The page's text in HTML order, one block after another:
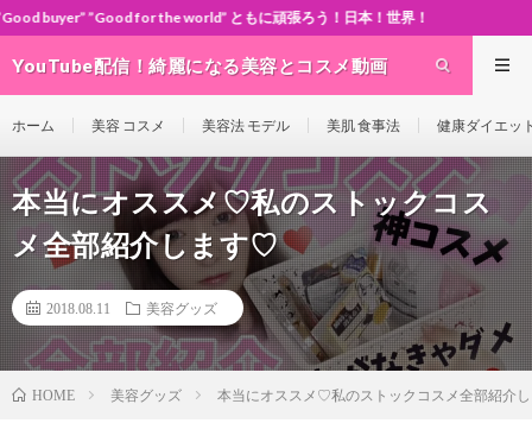
the world” ともに頑張ろう！日本！世界！
YouTube配信！綺麗になる美容とコスメ動画
ホーム 美容 コスメ 美容法 モデル 美肌 食事法 健康ダイエッ
本当にオススメ♡私のストックコス
メ全部紹介します♡
2018.08.11 美容グッズ
HOME 美容グッズ 本当にオススメ♡私のストックコスメ全部紹介